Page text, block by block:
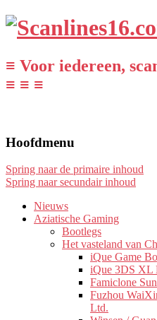
≡ Voor iedereen,
≡ ≡ ≡
Hoofdmenu
Spring naar de primaire inhoud
Spring naar secundair inhoud
Nieuws
Aziatische Gaming
Bootlegs
Het vasteland van
iQue Game
iQue 3DS XL
Famiclone
Fuzhou
Ltd.